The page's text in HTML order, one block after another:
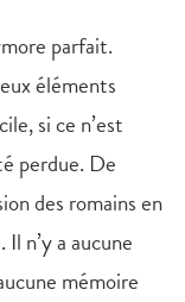
parfait.
éléments
si ce n’est
perdue. De
des romains en
n’y a aucune
mémoire